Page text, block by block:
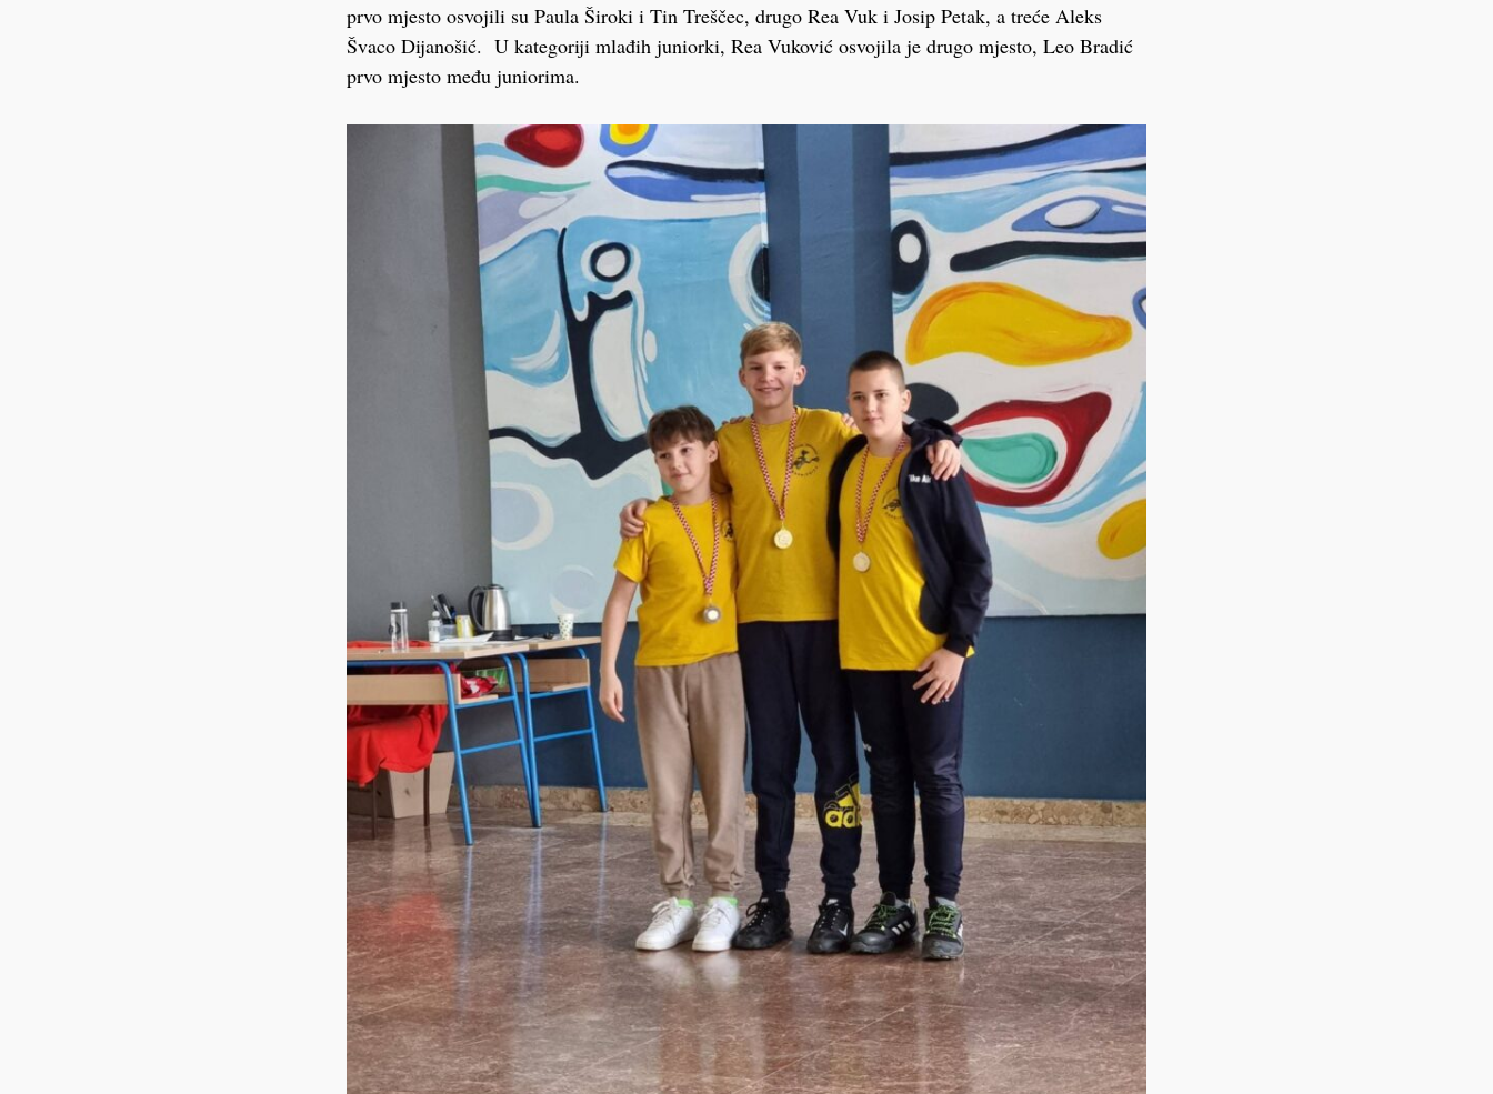
prvo mjesto osvojili su Paula Široki i Tin Treščec, drugo Rea Vuk i Josip Petak, a treće Aleks
Švaco Dijanošić. U kategoriji mlađih juniorki, Rea Vuković osvojila je drugo mjesto, Leo Bradić
prvo mjesto među juniorima.